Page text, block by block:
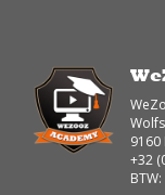
9160
+32